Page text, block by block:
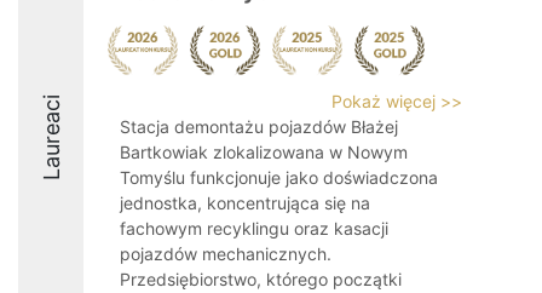
Laureaci
Pokaż więcej >>
Stacja demontażu pojazdów Błażej
Bartkowiak zlokalizowana w Nowym
Tomyślu funkcjonuje jako doświadczona
jednostka, koncentrująca się na
fachowym recyklingu oraz kasacji
pojazdów mechanicznych.
Przedsiębiorstwo, którego początki